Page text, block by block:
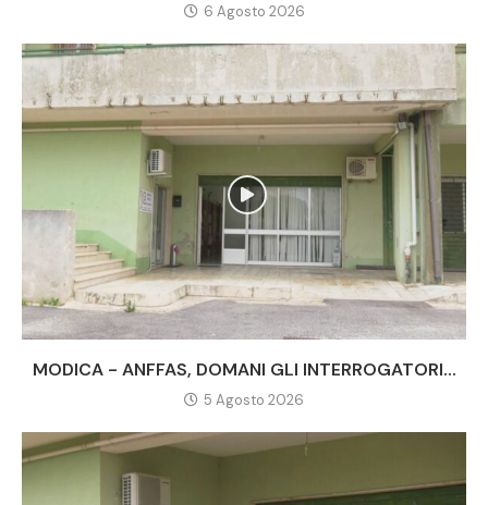
6 Agosto 2026
MODICA - ANFFAS, DOMANI GLI INTERROGATORI...
5 Agosto 2026